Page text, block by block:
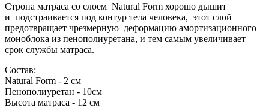
Строна матраса со слоем Natural Form хорошо дышит
и подстраивается под контур тела человека, этот слой
предотвращает чрезмерную деформацию амортизационного
моноблока из пенополиуретана, и тем самым увеличивает
срок службы матраса.
Состав:
Natural Form - 2 см
Пенополиуретан - 10см
Высота матраса - 12 см